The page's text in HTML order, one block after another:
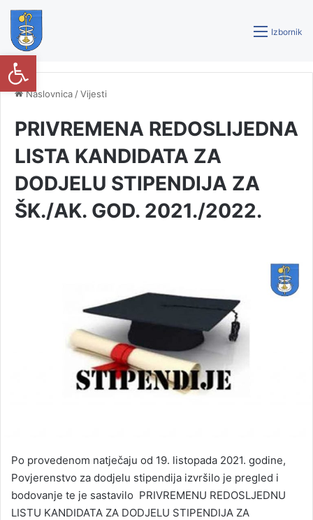
Izbornik
Naslovnica /Vijesti
PRIVREMENA REDOSLIJEDNA
LISTA KANDIDATA ZA
DODJELU STIPENDIJA ZA
ŠK./AK. GOD. 2021./2022.
Po provedenom natječaju od 19. listopada 2021. godine,
Povjerenstvo za dodjelu stipendija izvršilo je pregled i
bodovanje te je sastavilo PRIVREMENU REDOSLJEDNU
LISTU KANDIDATA ZA DODJELU STIPENDIJA ZA
Open toolbar